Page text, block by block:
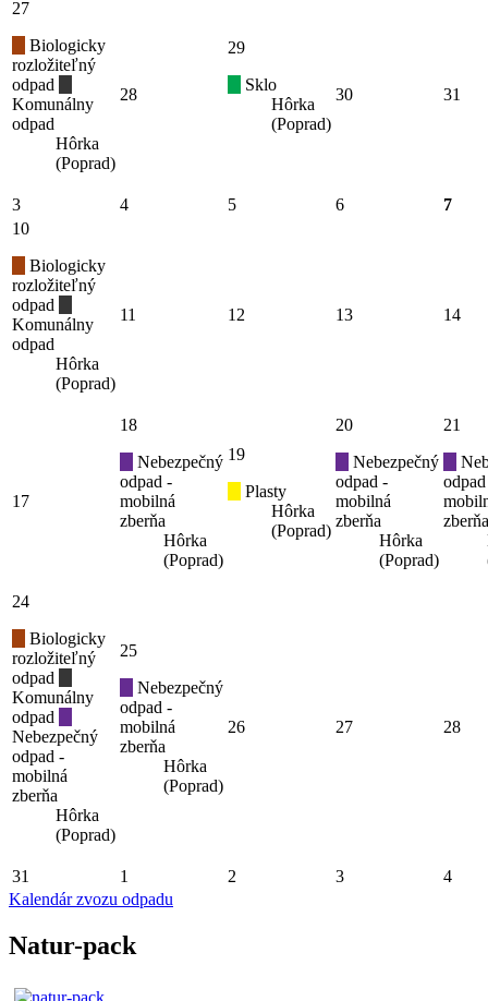
27
Biologicky
rozložiteľný
odpad
Komunálny
odpad
Hôrka
(Poprad)
28
29
Sklo
Hôrka
(Poprad)
30 31
3 4 5 6
7
10
Biologicky
rozložiteľný
odpad
Komunálny
odpad
Hôrka
(Poprad)
11 12 13 14
17
18
Nebezpečný
odpad -
mobilná
zberňa
Hôrka
(Poprad)
19
Plasty
Hôrka
(Poprad)
20
Nebezpečný
odpad -
mobilná
zberňa
Hôrka
(Poprad)
21
zberňa
24
Biologicky
rozložiteľný
odpad
Komunálny
odpad
Nebezpečný
odpad -
mobilná
zberňa
Hôrka
(Poprad)
25
Nebezpečný
odpad -
mobilná
zberňa
Hôrka
(Poprad)
26 27 28
31 1 2 3
4
Kalendár zvozu odpadu
Natur-pack